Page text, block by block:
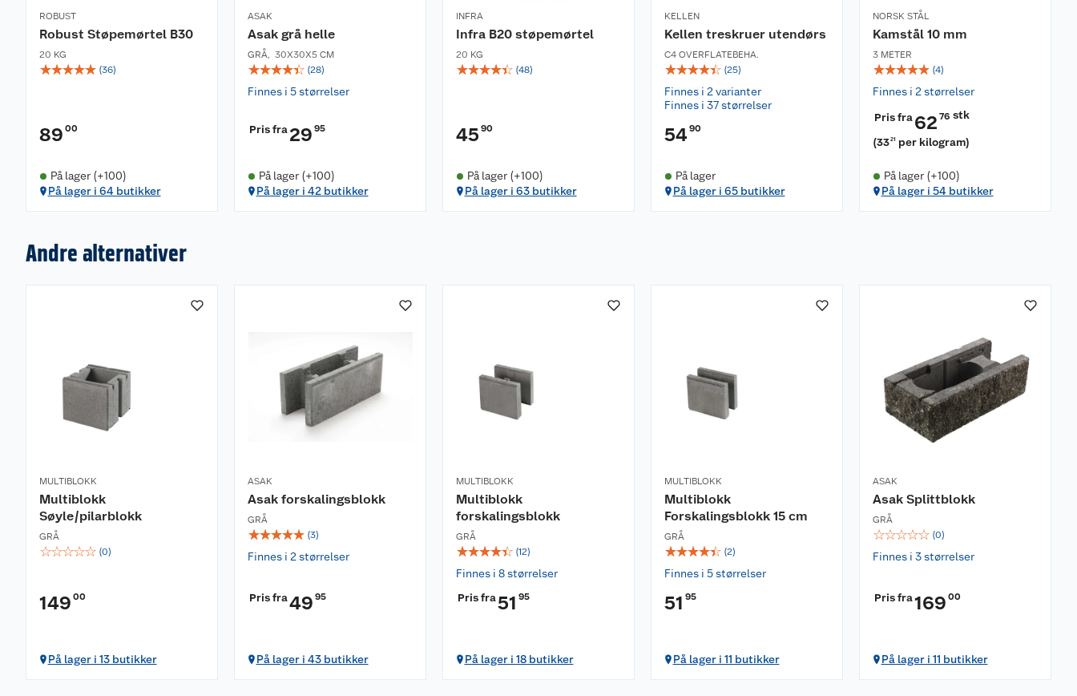
ROBUST
Robust Støpemørtel B30
20 KG
☆☆☆☆☆ (36)
89 00
På lager (+100)
På lager i 64 butikker
ASAK
Asak grå helle
GRÅ, 30X30X5 CM
☆☆☆☆☆ (28)
Finnes i 5 størrelser
Pris fra29 95
På lager (+100)
På lager i 42 butikker
INFRA
Infra B20 støpemørtel
20 KG
☆☆☆☆☆ (48)
45 90
På lager (+100)
På lager i 63 butikker
KELLEN
Kellen treskruer utendørs
C4 OVERFLATEBEHA.
☆☆☆☆☆ (25)
Finnes i 2 varianter
Finnes i 37 størrelser
5490
På lager
På lager i 65 butikker
NORSK STÅL
Kamstål 10 mm
3 METER
☆☆☆☆☆ (4)
Finnes i 2 størrelser
Pris fra62 76 stk
(3321 per kilogram)
På lager (+100)
På lager i 54 butikker
Andre alternativer
MULTIBLOKK
Multiblokk
Søyle/pilarblokk
GRÅ
☆☆☆☆☆ (0)
149 00
På lager i 13 butikker
ASAK
Asak forskalingsblokk
GRÅ
☆☆☆☆☆ (3)
Finnes i 2 størrelser
Pris fra49 95
På lager i 43 butikker
MULTIBLOKK
Multiblokk
forskalingsblokk
GRÅ
☆☆☆☆☆ (12)
Finnes i 8 størrelser
Pris fra51 95
På lager i 18 butikker
MULTIBLOKK
Multiblokk
Forskalingsblokk 15 cm
GRÅ
☆☆☆☆☆ (2)
Finnes i 5 størrelser
51 95
På lager i 11 butikker
ASAK
Asak Splittblokk
GRÅ
☆☆☆☆☆ (0)
Finnes i 3 størrelser
Pris fra169 00
På lager i 11 butikker